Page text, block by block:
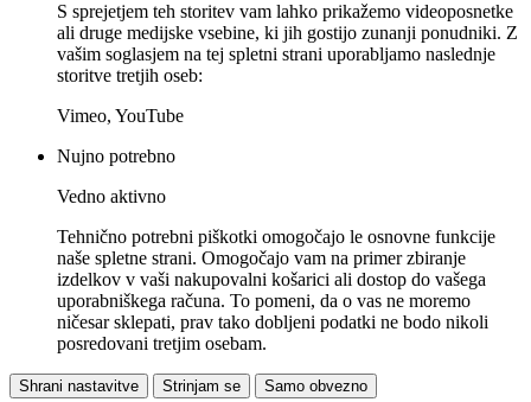
S sprejetjem teh storitev vam lahko prikažemo videoposnetke
ali druge medijske vsebine, ki jih gostijo zunanji ponudniki. Z
vašim soglasjem na tej spletni strani uporabljamo naslednje
storitve tretjih oseb:
Vimeo, YouTube
Nujno potrebno
Vedno aktivno
Tehnično potrebni piškotki omogočajo le osnovne funkcije
naše spletne strani. Omogočajo vam na primer zbiranje
izdelkov v vaši nakupovalni košarici ali dostop do vašega
uporabniškega računa. To pomeni, da o vas ne moremo
ničesar sklepati, prav tako dobljeni podatki ne bodo nikoli
posredovani tretjim osebam.
Shrani nastavitve Strinjam se Samo obvezno